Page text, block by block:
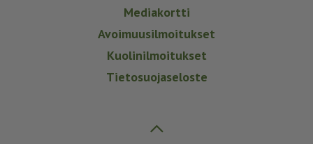
Mediakortti
Avoimuusilmoitukset
Kuolinilmoitukset
Tietosuojaseloste